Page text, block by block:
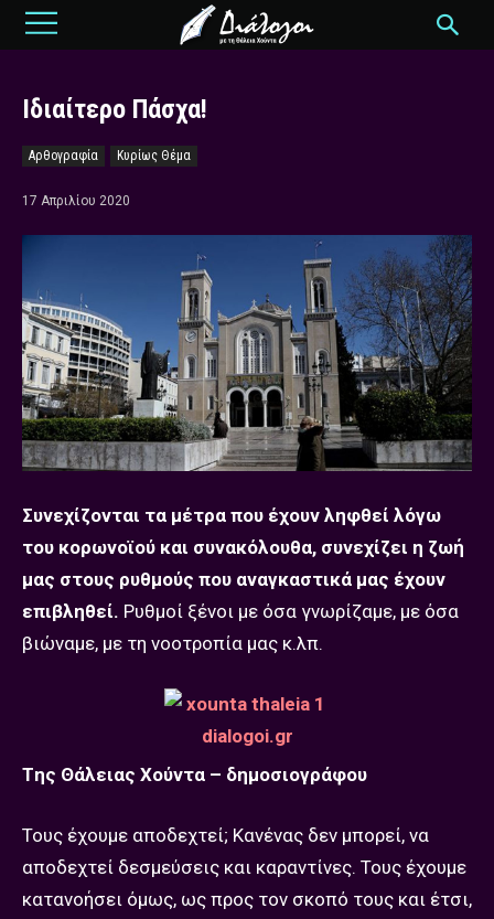
Ιδιαίτερο Πάσχα!
Αρθογραφία Κυρίως Θέμα
17 Απριλίου 2020
Συνεχίζονται τα μέτρα που έχουν ληφθεί λόγω
του κορωνoϊού και συνακόλουθα, συνεχίζει η ζωή
μας στους ρυθμούς που αναγκαστικά μας έχουν
επιβληθεί. Ρυθμοί ξένοι με όσα γνωρίζαμε, με όσα
βιώναμε, με τη νοοτροπία μας κ.λπ.
Tης Θάλειας Χούντα – δημοσιογράφου
Τους έχουμε αποδεχτεί; Κανένας δεν μπορεί, να
αποδεχτεί δεσμεύσεις και καραντίνες. Τους έχουμε
κατανοήσει όμως, ως προς τον σκοπό τους και έτσι,